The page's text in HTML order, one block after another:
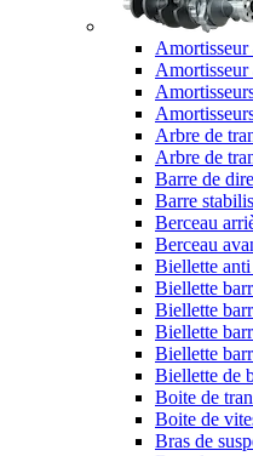
Amortisseur
Arbre de
Arbre de
Barre de
Barre
Berceau
Berceau
Biellette
Biellette
Biellette
Biellette
Biellette
Biellette de
Boite de
Boite de
Bras de